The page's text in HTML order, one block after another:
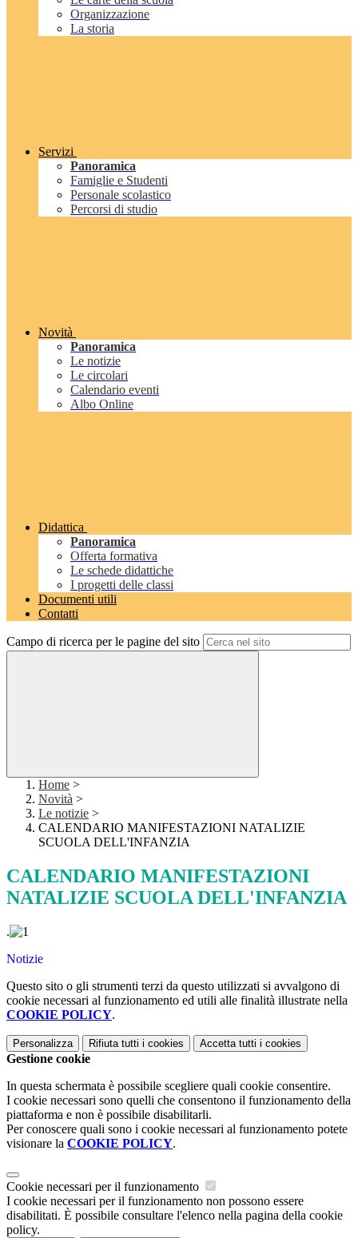
Organizzazione
La storia
Servizi
Panoramica
Famiglie e Studenti
Personale scolastico
Percorsi di studio
Novità
Panoramica
Le notizie
Le circolari
Calendario eventi
Albo Online
Didattica
Panoramica
Offerta formativa
Le schede didattiche
I progetti delle classi
Documenti utili
Contatti
Campo di ricerca per le pagine del sito
Home >
Novità >
Le notizie >
CALENDARIO MANIFESTAZIONI NATALIZIE
SCUOLA DELL'INFANZIA
CALENDARIO MANIFESTAZIONI
NATALIZIE SCUOLA DELL'INFANZIA
.
Notizie
Questo sito o gli strumenti terzi da questo utilizzati si avvalgono di
cookie necessari al funzionamento ed utili alle finalità illustrate nella
COOKIE POLICY.
Personalizza Rifiuta tutti i cookies Accetta tutti i cookies
Gestione cookie
In questa schermata è possibile scegliere quali cookie consentire.
I cookie necessari sono quelli che consentono il funzionamento della
piattaforma e non è possibile disabilitarli.
Per conoscere quali sono i cookie necessari al funzionamento potete
visionare la COOKIE POLICY.
Cookie necessari per il funzionamento
I cookie necessari per il funzionamento non possono essere
disabilitati. È possibile consultare l'elenco nella pagina della cookie
policy.